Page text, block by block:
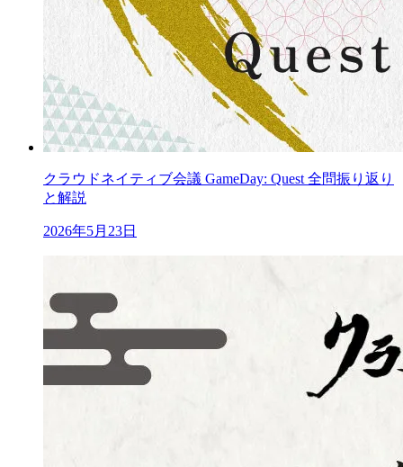
クラウドネイティブ会議 GameDay: Quest 全問振り返り
と解説
2026年5月23日